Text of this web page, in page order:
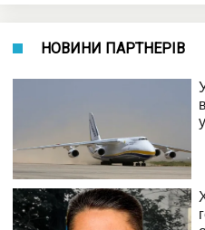
НОВИНИ ПАРТНЕРІВ